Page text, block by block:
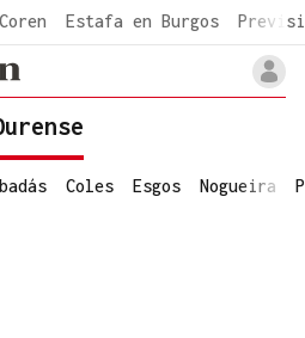
Estafa en Burgos
Coles Esgos Nogueira